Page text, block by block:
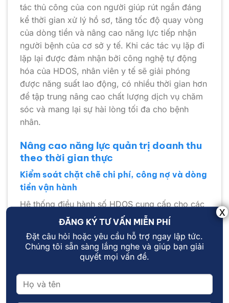
tác thủ công của con người giúp rút ngắn đáng
kể thời gian xử lý hồ sơ, tăng tốc độ quay vòng
của dòng tiền và nâng cao năng lực tiếp nhận
người bệnh của cơ sở y tế. Khi các tác vụ lặp đi
lặp lại được đảm nhận bởi công nghệ tự động
hóa của HDOS, nhân viên y tế sẽ giải phóng
được năng suất lao động, có nhiều thời gian hơn
để tập trung nâng cao chất lượng dịch vụ chăm
sóc và mang lại sự hài lòng tối đa cho bệnh
nhân.
Nâng cao năng lực quản trị doanh thu
theo thời gian thực
Kiểm soát chặt chẽ chi phí, công nợ và dòng
tiền vận hành
Hệ thống điều hành số HDOS cung cấp cho các
nhà quản lý một công cụ tối tân để theo dõi và
kiểm soát toàn diện bức tranh tài chính của bệnh
viện theo thời gian thực. Tất cả các khoản thu
viện phí, chi phí vật tư tiêu hao, công nợ nhà
nhật một cách minh bạch, trực quan trên các
bảng điều khiển kỹ thuật số.
ĐĂNG KÝ TƯ VẤN MIỄN PHÍ
Đặt câu hỏi hoặc yêu cầu hỗ trợ ngay lập tức.
Chúng tôi sẵn sàng lắng nghe và giúp bạn giải
quyết mọi vấn đề.